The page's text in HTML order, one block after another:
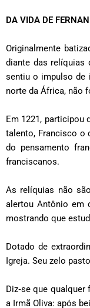
DA VIDA DE
Originalmente
diante das relíquias
sentiu o impulso de
norte da África, não
Em 1221, participou
talento, Francisco o
do pensamento
franciscanos.
As relíquias não
alertou Antônio em
mostrando que
Dotado de
Igreja. Seu zelo
Diz‑se que qualquer
a Irmã Oliva: após